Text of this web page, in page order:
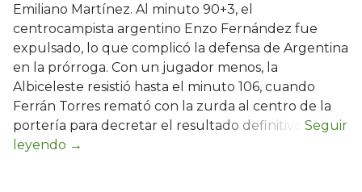
Emiliano Martínez. Al minuto 90+3, el
centrocampista argentino Enzo Fernández fue
expulsado, lo que complicó la defensa de Argentina
en la prórroga. Con un jugador menos, la
Albiceleste resistió hasta el minuto 106, cuando
Ferrán Torres remató con la zurda al centro de la
portería para decretar el resultado definitivo.